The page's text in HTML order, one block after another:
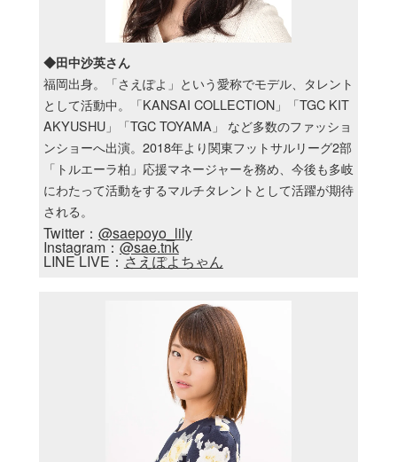
◆田中沙英さん
福岡出身。「さえぽよ」という愛称でモデル、タレント
として活動中。「KANSAI COLLECTION」「TGC KIT
AKYUSHU」「TGC TOYAMA」 など多数のファッショ
ンショーへ出演。2018年より関東フットサルリーグ2部
「トルエーラ柏」応援マネージャーを務め、今後も多岐
にわたって活動をするマルチタレントとして活躍が期待
される。
Twitter： @saepoyo_lily
Instagram：@sae.tnk
LINE LIVE：さえぽよちゃん